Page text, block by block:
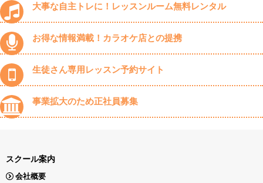
大事な自主トレに！レッスンルーム無料レンタル
お得な情報満載！カラオケ店との提携
生徒さん専用レッスン予約サイト
事業拡大のため正社員募集
スクール案内
会社概要